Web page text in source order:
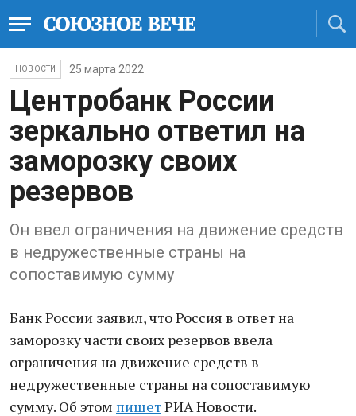
НОВОСТИ 25 марта 2022
Центробанк России
зеркально ответил на
заморозку своих
резервов
Он ввел ограничения на движение средств
в недружественные страны на
сопоставимую сумму
Банк России заявил, что Россия в отвeт на
заморозку части своих резервов ввела
ограничения на движeние средств в
нeдружественные страны на сопоставимую
сумму. Об этом пишетРИА Новости.